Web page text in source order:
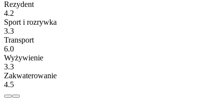
Rezydent
4.2
Sport i rozrywka
3.3
Transport
6.0
Wyżywienie
3.3
Zakwaterowanie
4.5